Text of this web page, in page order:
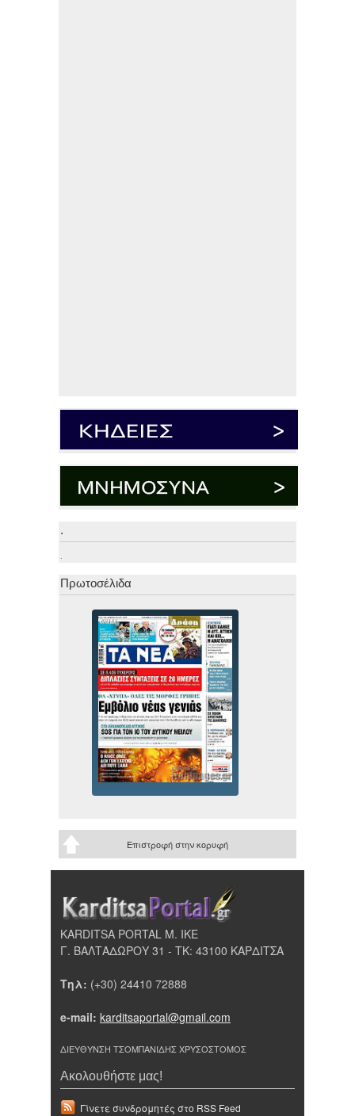
.
.
Πρωτοσέλιδα
Επιστροφή στην κορυφή
KARDITSA PORTAL Μ. ΙΚΕ
Γ. ΒΑΛΤΑΔΩΡΟΥ 31 - ΤΚ: 43100 ΚΑΡΔΙΤΣΑ
Τηλ: (+30) 24410 72888
e-mail: karditsaportal@gmail.com
ΔΙΕΥΘΥΝΣΗ ΤΣΟΜΠΑΝΙΔΗΣ ΧΡΥΣΟΣΤΟΜΟΣ
Ακολουθήστε μας!
Γίνετε συνδρομητές στο RSS Feed